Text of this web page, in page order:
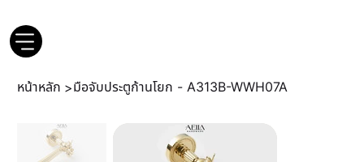
หน้าหลัก >มือจับประตูก้านโยก - A313B-WWH07A